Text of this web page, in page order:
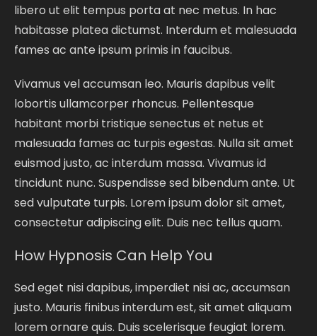
libero ut elit tempus porta at nec metus. In hac
habitasse platea dictumst. Interdum et malesuada
fames ac ante ipsum primis in faucibus.
Vivamus vel accumsan leo. Mauris dapibus velit
lobortis ullamcorper rhoncus. Pellentesque
habitant morbi tristique senectus et netus et
malesuada fames ac turpis egestas. Nulla sit amet
euismod justo, ac interdum massa. Vivamus id
tincidunt nunc. Suspendisse sed bibendum ante. Ut
sed vulputate turpis. Lorem ipsum dolor sit amet,
consectetur adipiscing elit. Duis nec tellus quam.
How Hypnosis Can Help You
Sed eget nisi dapibus, imperdiet nisi ac, accumsan
justo. Mauris finibus interdum est, sit amet aliquam
lorem ornare quis. Duis scelerisque feugiat lorem.